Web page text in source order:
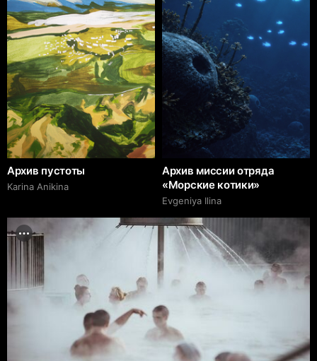
Архив пустоты
Karina Anikina
Архив миссии отряда
«Морские котики»
Evgeniya Ilina